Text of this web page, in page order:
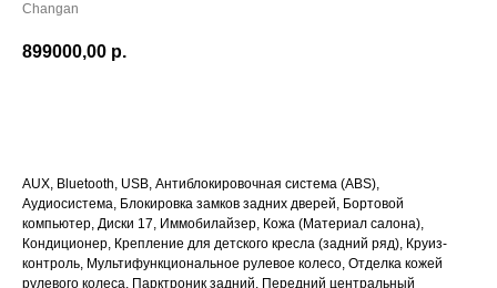
Changan
899000,00 р.
AUX, Bluetooth, USB, Антиблокировочная система (ABS),
Аудиосистема, Блокировка замков задних дверей, Бортовой
компьютер, Диски 17, Иммобилайзер, Кожа (Материал салона),
Кондиционер, Крепление для детского кресла (задний ряд), Круиз-
контроль, Мультифункциональное рулевое колесо, Отделка кожей
рулевого колеса, Парктроник задний, Передний центральный